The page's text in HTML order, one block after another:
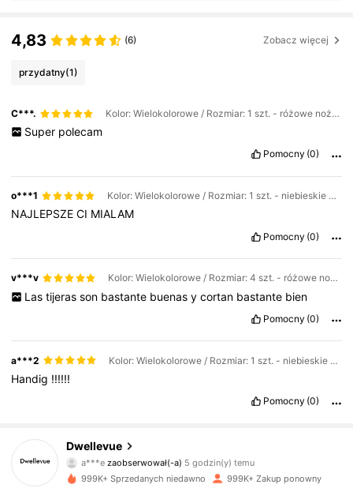
4,83 (6) Zobacz więcej
przydatny(1)
C***. Kolor: Wielokolorowe / Rozmiar: 1 szt. - różowe nożyczki do góry
Super polecam
Pomocny (0)
o***1 Kolor: Wielokolorowe / Rozmiar: 1 szt. - niebieskie nożyczki do góry
NAJLEPSZECI MIALAM
Pomocny (0)
v***v Kolor: Wielokolorowe / Rozmiar: 4 szt. - różowe nożyczki do upturnu + nożyczki do zębów + nożyczki proste + grzebień stalowy
Las tijeras son bastante buenas y cortan bastante bien
Pomocny (0)
a***2 Kolor: Wielokolorowe / Rozmiar: 1 szt. - niebieskie nożyczki do góry
Handig !!!!!!
Pomocny (0)
Dwellevue
a***ezaobserwował(-a) 5 godzin(y) temu
n***gprzegląda
999K+ Sprzedanych niedawno 999K+ Zakup ponowny